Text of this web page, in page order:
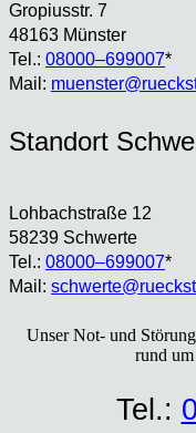
Gro­pi­us­str. 7
48163 Müns­ter
Tel.: 08000–699007*
Mail:
Stand­ort
Loh­bach­stra­ße 12
58239 Schwer­te
Tel.: 08000–699007*
Mail:
Unser Not- und
rund
Tel.: